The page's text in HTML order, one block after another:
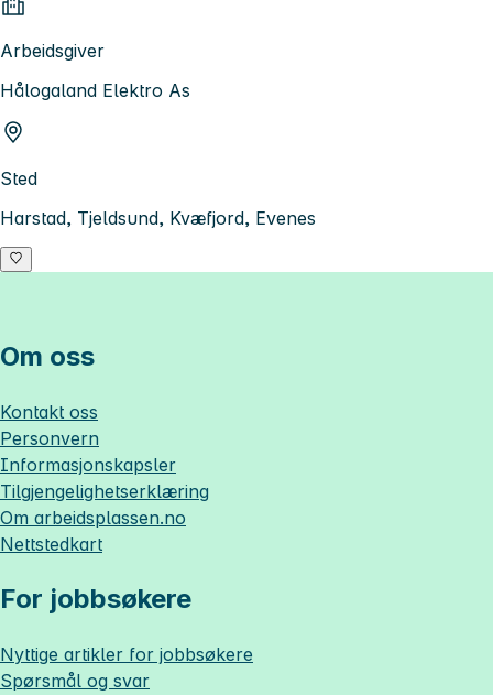
Arbeidsgiver
Hålogaland Elektro As
Sted
Harstad, Tjeldsund, Kvæfjord, Evenes
Om oss
Kontakt oss
Personvern
Informasjonskapsler
Tilgjengelighetserklæring
Om arbeidsplassen.no
Nettstedkart
For jobbsøkere
Nyttige artikler for jobbsøkere
Spørsmål og svar